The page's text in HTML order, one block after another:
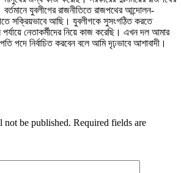
যুবলীগের রাজনীতিতে রাজপথের আন্দোলন-
সক্রিয়ভাবে আছি। যুবলীগকে সুসংগঠিত করতে
পর্যায়ে নেতাকর্মীদের নিয়ে কাজ করেছি। এখন দল আমার
পদে নির্বাচিত করবেন বলে আমি দৃঢ়ভাবে আশাবাদী।
not be published. Required fields are